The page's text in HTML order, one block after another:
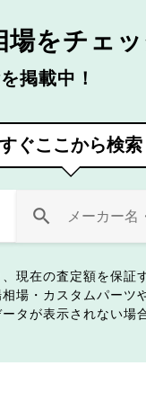
場をチェッ
掲載中！
ぐここから検索
現在の査定額を保証
場・カスタムパーツ
タが表示されない場